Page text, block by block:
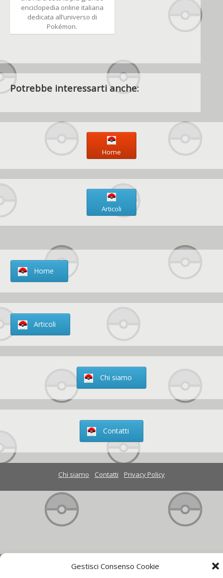
Gestisci Consenso Cookie
enciclopedia online italiana
dedicata all’universo di
Pokémon.
Potrebbe interessarti anche:
Home
Articoli
Home
Articoli
Chi siamo
Contatti
Chi siamo Contatti Privacy Policy